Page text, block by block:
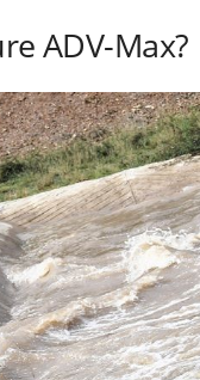
ADV-Max?